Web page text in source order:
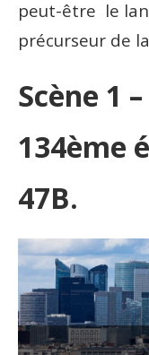
peut-être le
précurseur de
Scène 1
134ème
47B.